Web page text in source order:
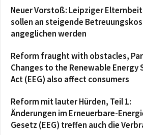
Neuer Vorstoß: Leipziger
sollen an steigende
angeglichen werden
Reform fraught with obstacles,
Changes to the Renewable Energy
Act (EEG) also affect consumers
Reform mit lauter Hürden, Teil 1:
Änderungen im Erneuerbare-
Gesetz (EEG) treffen auch die